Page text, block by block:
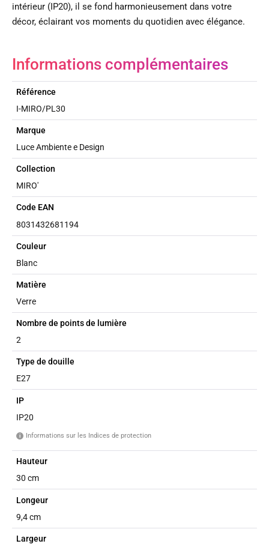
intérieur (IP20), il se fond harmonieusement dans votre
décor, éclairant vos moments du quotidien avec élégance.
Informations complémentaires
Référence
I-MIRO/PL30
Marque
Luce Ambiente e Design
Collection
MIRO'
Code EAN
8031432681194
Couleur
Blanc
Matière
Verre
Nombre de points de lumière
2
Type de douille
E27
IP
IP20
i Informations sur les Indices de protection
Hauteur
30 cm
Longeur
9,4 cm
Largeur